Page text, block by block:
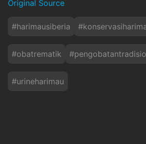
Original Source
#harimausiberia #
#obatrematik #
#urineharimau